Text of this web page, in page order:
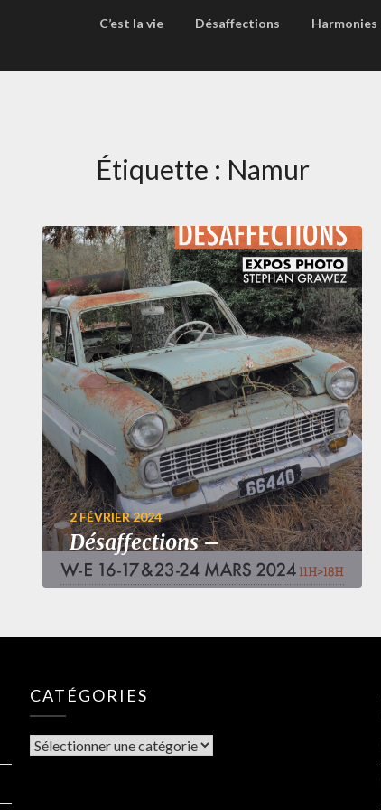
C’est la vie Désaffections Harmonies
Étiquette : Namur
2 FÉVRIER 2024
Désaffections –
CATÉGORIES